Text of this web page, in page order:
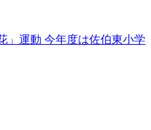
」運動 今年度は佐伯東小学